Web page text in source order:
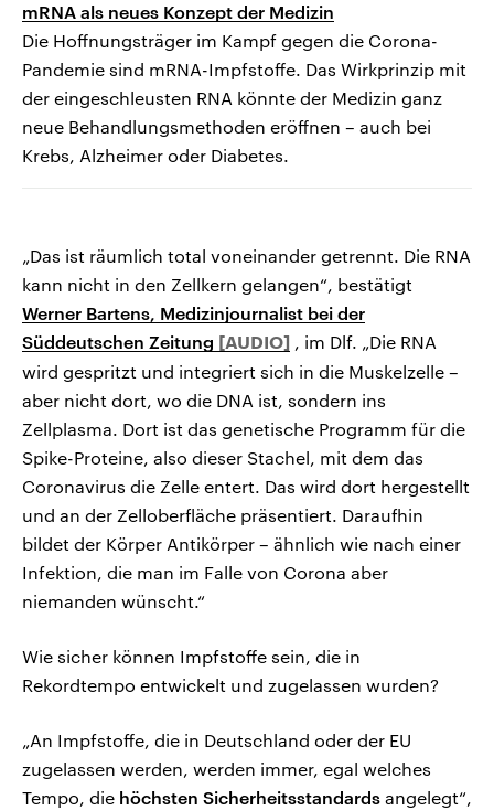
mRNA als neues Konzept der Medizin
Die Hoffnungsträger im Kampf gegen die Corona-
Pandemie sind mRNA-Impfstoffe. Das Wirkprinzip mit
der eingeschleusten RNA könnte der Medizin ganz
neue Behandlungsmethoden eröffnen – auch bei
Krebs, Alzheimer oder Diabetes.
„Das ist räumlich total voneinander getrennt. Die RNA
kann nicht in den Zellkern gelangen“, bestätigt
Werner Bartens, Medizinjournalist bei der
Süddeutschen Zeitung
, im Dlf. „Die RNA
wird gespritzt und integriert sich in die Muskelzelle –
aber nicht dort, wo die DNA ist, sondern ins
Zellplasma. Dort ist das genetische Programm für die
Spike-Proteine, also dieser Stachel, mit dem das
Coronavirus die Zelle entert. Das wird dort hergestellt
und an der Zelloberfläche präsentiert. Daraufhin
bildet der Körper Antikörper – ähnlich wie nach einer
Infektion, die man im Falle von Corona aber
niemanden wünscht.“
Wie sicher können Impfstoffe sein, die in
Rekordtempo entwickelt und zugelassen wurden?
„An Impfstoffe, die in Deutschland oder der EU
zugelassen werden, werden immer, egal welches
Tempo, die höchsten Sicherheitsstandards angelegt“,